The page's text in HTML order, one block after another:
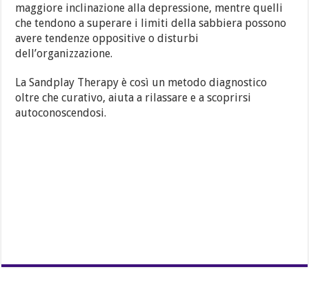
maggiore inclinazione alla depressione, mentre quelli
che tendono a superare i limiti della sabbiera possono
avere tendenze oppositive o disturbi
dell’organizzazione.
La Sandplay Therapy è così un metodo diagnostico
oltre che curativo, aiuta a rilassare e a scoprirsi
autoconoscendosi.